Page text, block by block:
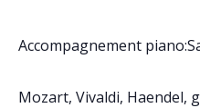
Accompagnement
Mozart, Vivaldi, Haendel,